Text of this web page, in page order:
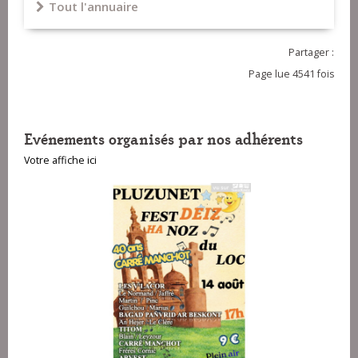
Breton) - Breizh A Gan
Tout l'annuaire
Partager :
Page lue 4541 fois
Evénements organisés par nos adhérents
Votre affiche ici